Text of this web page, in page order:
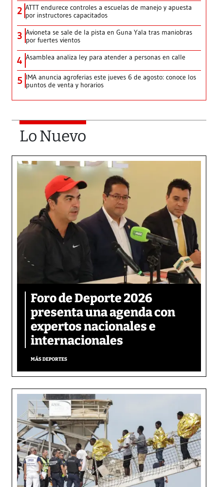
2 ATTT endurece controles a escuelas de manejo y apuesta
por instructores capacitados
3 Avioneta se sale de la pista en Guna Yala tras maniobras
por fuertes vientos
4 Asamblea analiza ley para atender a personas en calle
5 IMA anuncia agroferias este jueves 6 de agosto: conoce los
puntos de venta y horarios
Lo Nuevo
Foro de Deporte 2026
presenta una agenda con
expertos nacionales e
internacionales
MÁS DEPORTES